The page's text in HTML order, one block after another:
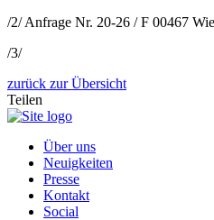
/2/ Anfrage Nr. 20-26 / F 00467
/3/
zurück zur Übersicht
Teilen
Über uns
Neuigkeiten
Presse
Kontakt
Social